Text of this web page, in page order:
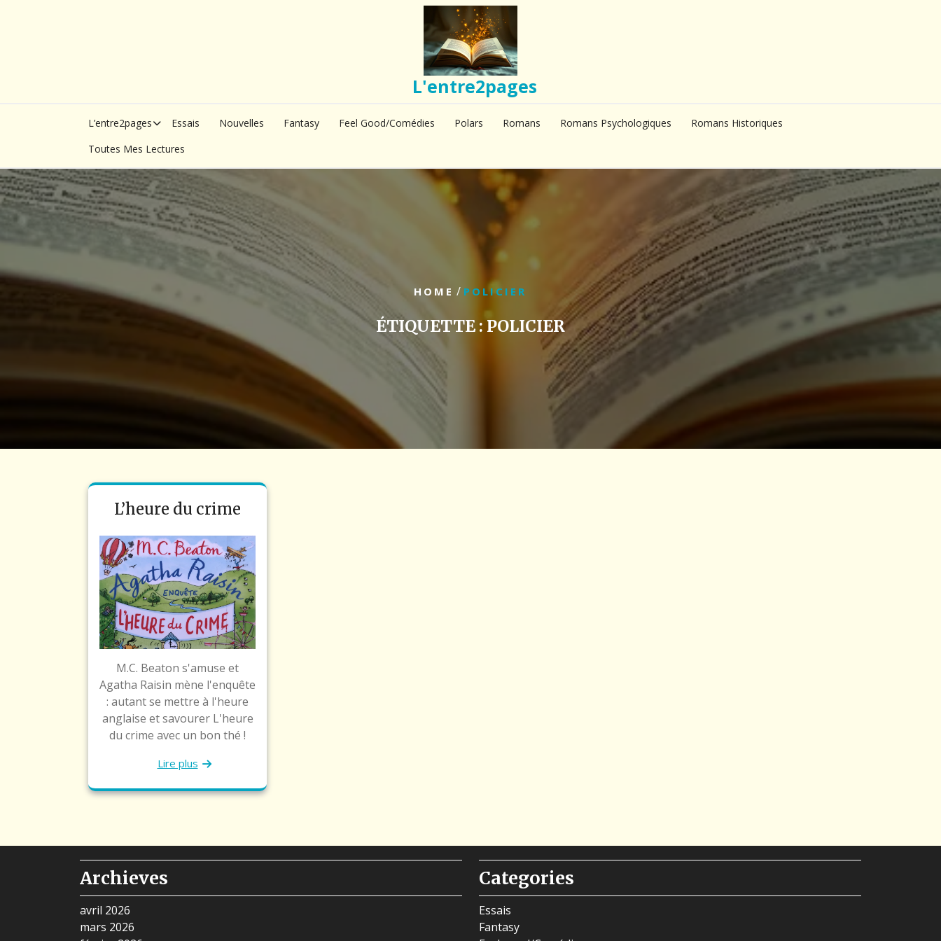
L'entre2pages
L’entre2pages Essais Nouvelles Fantasy Feel Good/Comédies Polars Romans Romans Psychologiques
Romans Historiques
Toutes Mes Lectures
HOME / POLICIER
ÉTIQUETTE :POLICIER
L’heure du crime
M.C. Beaton s'amuse et
Agatha Raisin mène l'enquête
: autant se mettre à l'heure
anglaise et savourer L'heure
du crime avec un bon thé !
Lire plus
Archieves
avril 2026
mars 2026
Categories
Essais
Fantasy